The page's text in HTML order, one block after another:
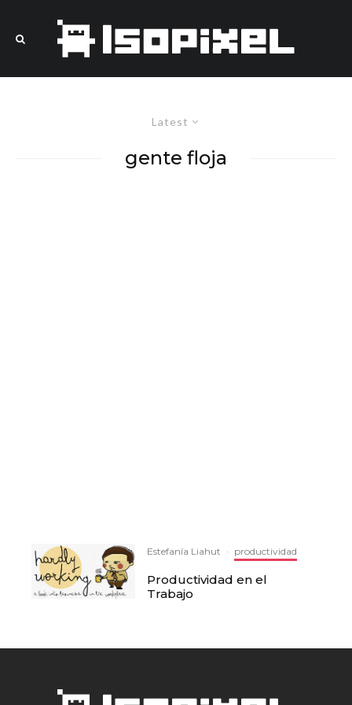
Latest
gente floja
Estefanía Liahut · productividad
Productividad en el
Trabajo